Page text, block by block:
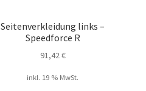
Seitenverkleidung links –
Speedforce R
91,42€
inkl. 19 % MwSt.